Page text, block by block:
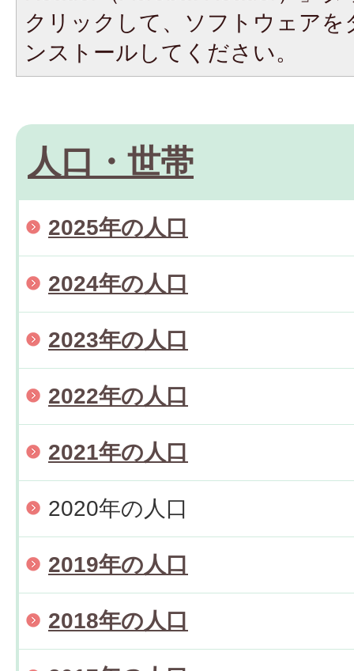
クリックして、ソフトウェア
ンストールしてください。
人口・世帯
2025年の人口
2024年の人口
2023年の人口
2022年の人口
2021年の人口
2020年の人口
2019年の人口
2018年の人口